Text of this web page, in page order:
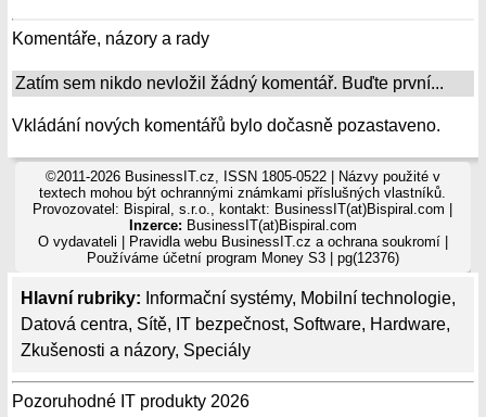
Hlavní rubriky: Informační systémy, Mobilní technologie,
Datová centra, Sítě, IT bezpečnost, Software, Hardware,
Zkušenosti a názory, Speciály
Pozoruhodné IT produkty 2026
Komentáře, názory a rady
Zatím sem nikdo nevložil žádný komentář. Buďte první...
Vkládání nových komentářů bylo dočasně pozastaveno.
©2011-2026 BusinessIT.cz, ISSN 1805-0522 | Názvy použité v
textech mohou být ochrannými známkami příslušných vlastníků.
Provozovatel: Bispiral, s.r.o., kontakt: BusinessIT(at)Bispiral.com |
Inzerce: BusinessIT(at)Bispiral.com
O vydavateli
Pravidla webu BusinessIT.cz a ochrana soukromí|
Používáme účetní program Money S3| pg(12376)